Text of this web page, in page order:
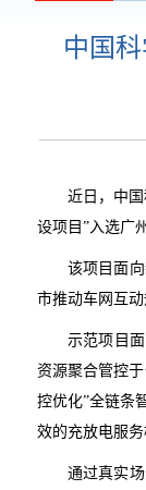
中国
近日，中
设项目”入选广
该项目面
市推动车网互
示范项目
资源聚合管控
控优化”全链条
效的充放电服
通过真实